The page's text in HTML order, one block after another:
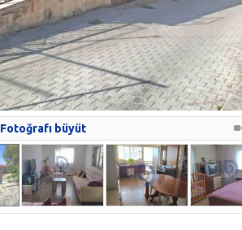
Fotoğrafı büyüt